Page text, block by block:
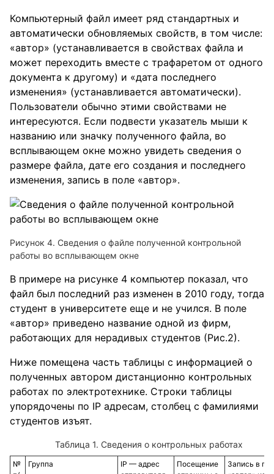
Компьютерный файл имеет ряд стандартных и
автоматически обновляемых свойств, в том числе:
«автор» (устанавливается в свойствах файла и
может переходить вместе с трафаретом от одного
документа к другому) и «дата последнего
изменения» (устанавливается автоматически).
Пользователи обычно этими свойствами не
интересуются. Если подвести указатель мыши к
названию или значку полученного файла, во
всплывающем окне можно увидеть сведения о
размере файла, дате его создания и последнего
изменения, запись в поле «автор».
Рисунок 4. Сведения о файле полученной контрольной
работы во всплывающем окне
В примере на рисунке 4 компьютер показал, что
файл был последний раз изменен в 2010 году, тогда
студент в университете еще и не учился. В поле
«автор» приведено название одной из фирм,
работающих для нерадивых студентов (Рис.2).
Ниже помещена часть таблицы с информацией о
полученных автором дистанционно контрольных
работах по электротехнике. Строки таблицы
упорядочены по IP адресам, столбец с фамилиями
студентов изъят.
Таблица 1. Сведения о контрольных работах
№
Группа
IP — адрес
Посещение
Запись в